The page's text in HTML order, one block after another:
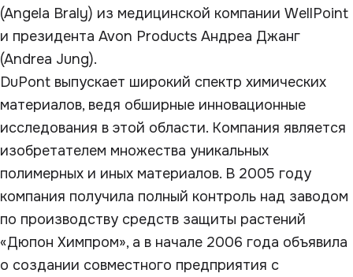
(Angela Braly) из медицинской компании WellPoint
и президента Avon Products Андреа Джанг
(Andrea Jung).
DuPont выпускает широкий спектр химических
материалов, ведя обширные инновационные
исследования в этой области. Компания является
изобретателем множества уникальных
полимерных и иных материалов. В 2005 году
компания получила полный контроль над заводом
по производству средств защиты растений
«Дюпон Химпром», а в начале 2006 года объявила
о создании совместного предприятия с